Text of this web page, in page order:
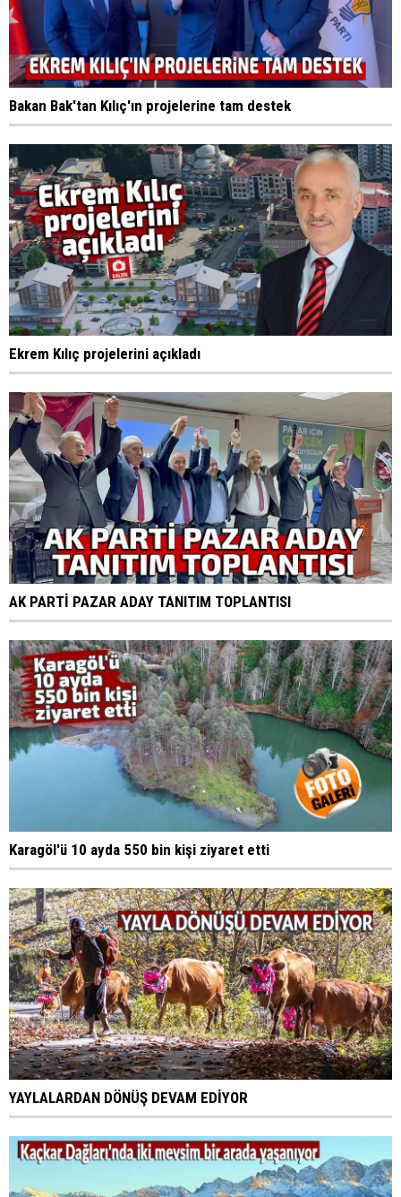
Bakan Bak'tan Kılıç'ın projelerine tam destek
Ekrem Kılıç projelerini açıkladı
AK PARTİ PAZAR ADAY TANITIM TOPLANTISI
Karagöl'ü 10 ayda 550 bin kişi ziyaret etti
YAYLALARDAN DÖNÜŞ DEVAM EDİYOR